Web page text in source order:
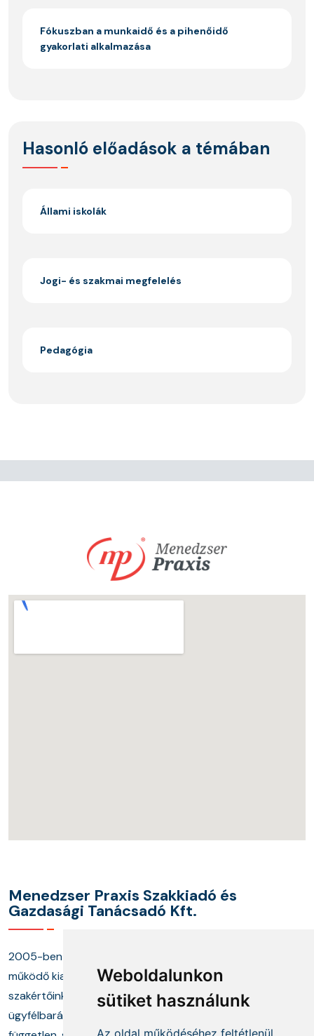
Weboldalunkon
sütiket használunk
Az oldal működéséhez feltétlenül
Fókuszban a munkaidő és a pihenőidő
gyakorlati alkalmazása
Hasonló előadások a témában
Állami iskolák
Jogi- és szakmai megfelelés
Pedagógia
Menedzser Praxis Szakkiadó és
Gazdasági Tanácsadó Kft.
2005-ben alapított cégünk és annak keretei között
működő kiadónk, képzési központunk, valamint
szakértőinkből álló tanácsadó munkacsoportunk
ügyfélbarát termékekkel és megoldásokkal, a